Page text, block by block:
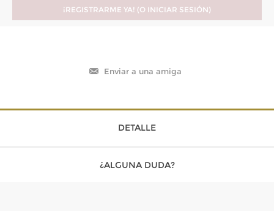
¡REGISTRARME YA! (O INICIAR SESIÓN)
DETALLE
¿ALGUNA DUDA?